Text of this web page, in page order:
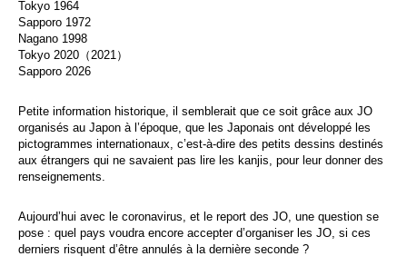
Tokyo 1964
Sapporo 1972
Nagano 1998
Tokyo 2020（2021）
Sapporo 2026
Petite information historique, il semblerait que ce soit grâce aux JO
organisés au Japon à l’époque, que les Japonais ont développé les
pictogrammes internationaux, c’est-à-dire des petits dessins destinés
aux étrangers qui ne savaient pas lire les kanjis, pour leur donner des
renseignements.
Aujourd’hui avec le coronavirus, et le report des JO, une question se
pose : quel pays voudra encore accepter d’organiser les JO, si ces
derniers risquent d’être annulés à la dernière seconde ?